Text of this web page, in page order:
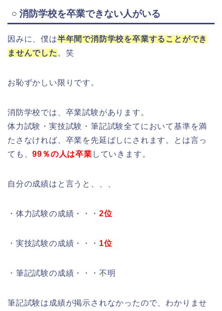
○ 消防学校を卒業できない人がいる
因みに、僕は半年間で消防学校を卒業することができ
ませんでした 。笑
お恥ずかしい限りです。
消防学校では、卒業試験があります。
体力試験・実技試験・筆記試験全てにおいて基準を満
たさなければ、卒業を先延ばしにされます。とは言っ
ても、99％の人は卒業 していきます。
自分の成績はと言うと、、、
・体力試験の成績・・・ 2位
・実技試験の成績・・・ 1位
・筆記試験の成績・・・不明
筆記試験は成績が掲示されなかったので、わかりませ